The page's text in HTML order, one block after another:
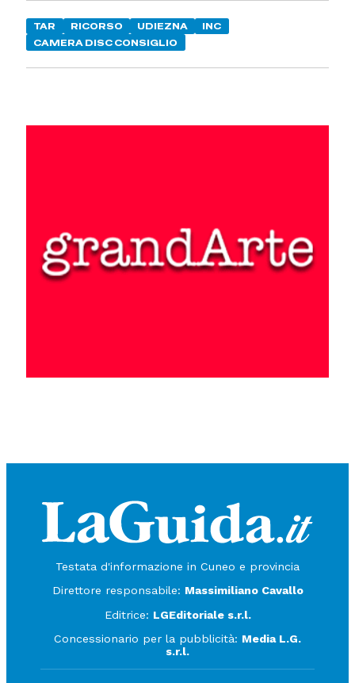
TAR RICORSO UDIEZNA
INC
CAMERA DISC CONSIGLIO
Testata d'informazione in Cuneo e provincia
Direttore responsabile: Massimiliano Cavallo
Editrice: LGEditoriale s.r.l.
Concessionario per la pubblicità: Media L.G.
s.r.l.